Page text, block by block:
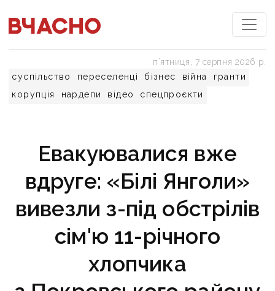
суспільство переселенці бізнес війна
гранти
корупція
нардепи відео спецпроєкти
пʼятниця, 7 серпня 2026 р.
Евакуювалися вже
вдруге: «Білі Янголи»
вивезли з-під обстрілів
сім'ю 11-річного
хлопчика